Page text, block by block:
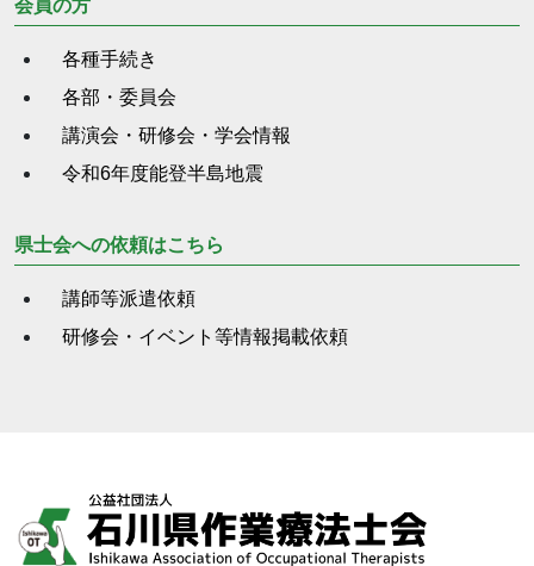
会員の方
各種手続き
各部・委員会
講演会・研修会・学会情報
令和6年度能登半島地震
県士会への依頼はこちら
講師等派遣依頼
研修会・イベント等情報掲載依頼